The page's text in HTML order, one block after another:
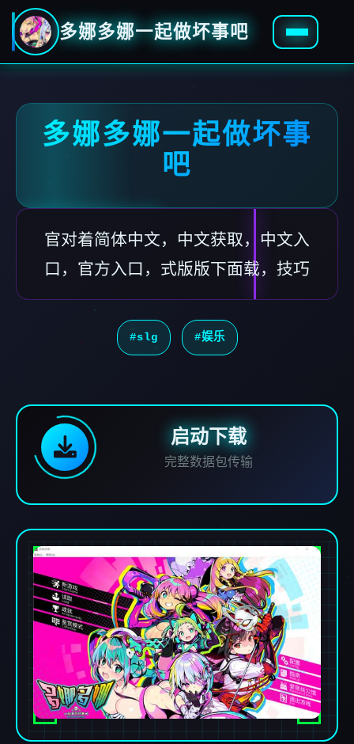
多娜多娜一起做坏事吧
多娜多娜一起做坏事
吧
官对着简体中文，中文获取，中文入
口，官方入口，式版版下面载，技巧
#slg #娱乐
启动下载
完整数据包传输